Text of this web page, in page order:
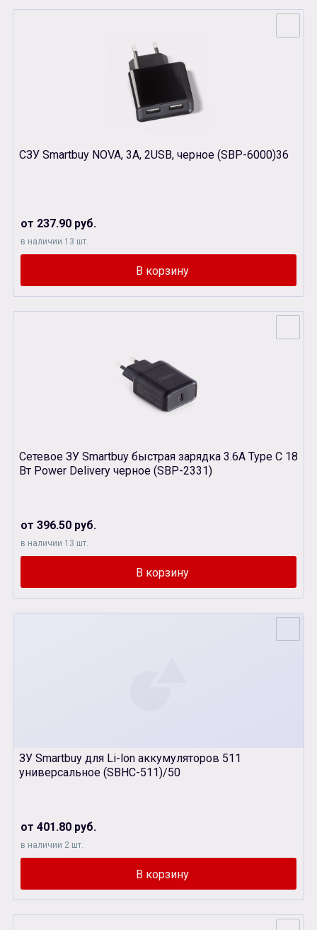
СЗУ Smartbuy NOVA, 3A, 2USB, черное (SBР-6000)36
от 237.90 руб.
в наличии 13 шт.
Сетевое ЗУ Smartbuy быстрая зарядка 3.6A Type C 18
Вт Power Delivery черное (SBP-2331)
от 396.50 руб.
в наличии 13 шт.
ЗУ Smartbuy для Li-lon аккумуляторов 511
универсальное (SBHC-511)/50
от 401.80 руб.
в наличии 2 шт.